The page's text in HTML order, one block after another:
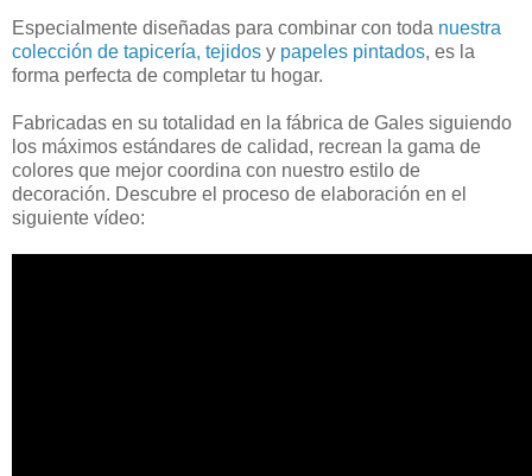
Especialmente diseñadas para combinar con toda nuestra
colección de tapicería, tejidos y papeles pintados, es la
forma perfecta de completar tu hogar.
Fabricadas en su totalidad en la fábrica de Gales siguiendo
los máximos estándares de calidad, recrean la gama de
colores que mejor coordina con nuestro estilo de
decoración. Descubre el proceso de elaboración en el
siguiente vídeo: